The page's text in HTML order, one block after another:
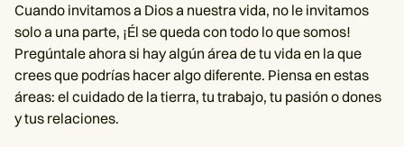
Cuando invitamos a Dios a nuestra vida, no le invitamos
solo a una parte, ¡Él se queda con todo lo que somos!
Pregúntale ahora si hay algún área de tu vida en la que
crees que podrías hacer algo diferente. Piensa en estas
áreas: el cuidado de la tierra, tu trabajo, tu pasión o dones
y tus relaciones.